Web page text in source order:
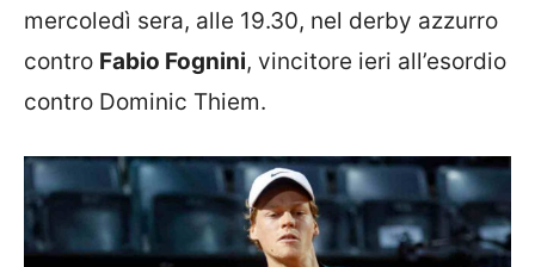
mercoledì sera, alle 19.30, nel derby azzurro
contro Fabio Fognini, vincitore ieri all’esordio
contro Dominic Thiem.